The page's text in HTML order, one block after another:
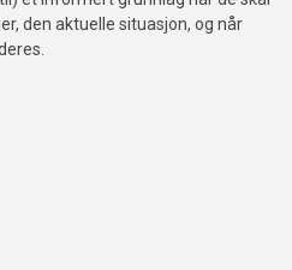
den aktuelle situasjon, og når